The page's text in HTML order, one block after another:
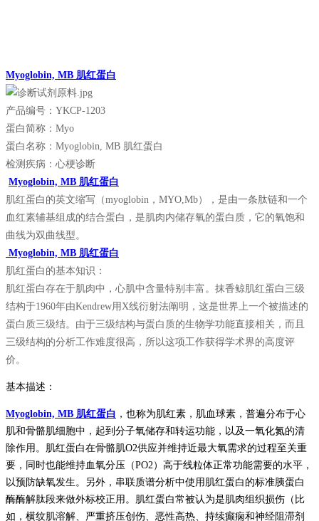
Myoglobin, MB 肌红蛋白
产品编号：YKCP-1203
蛋白简称：Myo
蛋白名称：Myoglobin, MB 肌红蛋白
检测疾病：心梗诊断
Myoglobin, MB 肌红蛋白
肌红蛋白的英文缩写（myoglobin，MYO,Mb），是由一条肽链和一个
血红素辅基组成的结合蛋白，是肌肉内储存氧的蛋白质，它的氧饱和
曲线为双曲线型。
Myoglobin, MB 肌红蛋白
肌红蛋白的基本知识：
肌红蛋白存在于肌肉中，心肌中含量特别丰富。抹香鲸肌红蛋白三级
结构于1960年由Kendrew用X线衍射法阐明，这是世界上一个被描述的
蛋白质三级结。由于三级结构与蛋白质的生物学功能直接相关，而且
三级结构的分析工作难度很高，所以这项工作获得学术界的高度评
价。
基本描述：
Myoglobin, MB 肌红蛋白 ，也称为肌红素，肌血球素，普遍分布于心
肌和骨骼肌细胞中，起到分子氧储存和转运功能，以及一氧化氮的清
除作用。肌红蛋白在骨骼肌O2供应并维持近最大氧需求的过程至关重
要，同时也能维持血氧分压（PO2）高于线粒体正常功能需要的水平，
以预防缺氧发生。另外，串联质谱分析中使用肌红蛋白的标准胰蛋白
酶酶解肽段来做外标校正用。肌红蛋白常被认为是肌肉组织损伤（比
如，横纹肌溶解、严重挤压创伤、恶性高热、持续癫痫和神经阻滞剂